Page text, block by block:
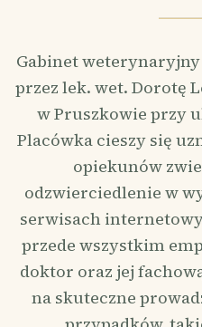
Gabinet
przez lek. wet. Dorotę
w Pruszkowie przy
Placówka cieszy się
opiekunów
odzwierciedlenie w
serwisach
przede wszystkim
doktor oraz jej
na skuteczne